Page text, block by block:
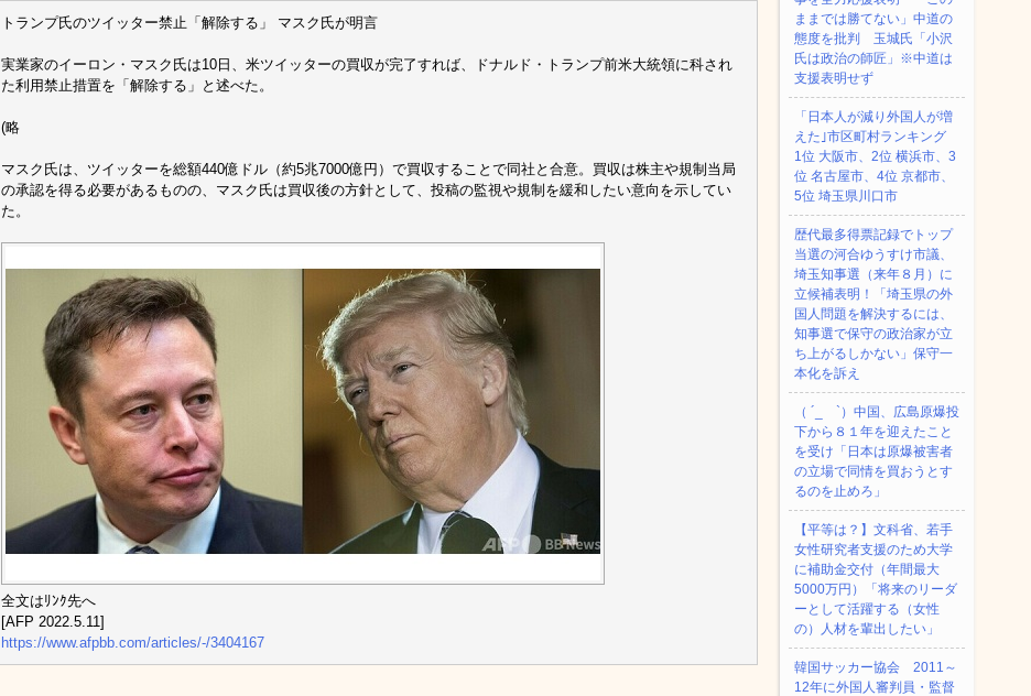
トランプ氏のツイッター禁止「解除する」 マスク氏が明言
実業家のイーロン・マスク氏は10日、米ツイッターの買収が完了すれば、ドナルド・トランプ前米大統領に科され
た利用禁止措置を「解除する」と述べた。
(略
マスク氏は、ツイッターを総額440億ドル（約5兆7000億円）で買収することで同社と合意。買収は株主や規制当局
の承認を得る必要があるものの、マスク氏は買収後の方針として、投稿の監視や規制を緩和したい意向を示してい
た。
全文はﾘﾝｸ先へ
[AFP 2022.5.11]
https://www.afpbb.com/articles/-/3404167
ままでは勝てない」中道の
態度を批判 玉城氏「小沢
氏は政治の師匠」※中道は
支援表明せず
「日本人が減り外国人が増
えた｣市区町村ランキング
1位 大阪市、2位 横浜市、3
位 名古屋市、4位 京都市、
5位 埼玉県川口市
歴代最多得票記録でトップ
当選の河合ゆうすけ市議、
埼玉知事選（来年８月）に
立候補表明！「埼玉県の外
国人問題を解決するには、
知事選で保守の政治家が立
ち上がるしかない」保守一
本化を訴え
（ ´_ゝ`）中国、広島原爆投
下から８１年を迎えたこと
を受け「日本は原爆被害者
の立場で同情を買おうとす
るのを止めろ」
【平等は？】文科省、若手
女性研究者支援のため大学
に補助金交付（年間最大
5000万円）「将来のリーダ
ーとして活躍する（女性
の）人材を輩出したい」
韓国サッカー協会 2011～
12年に外国人審判員・監督